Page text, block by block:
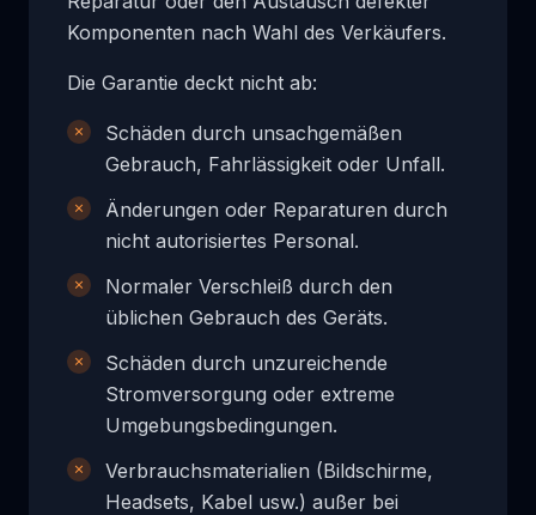
Komponenten nach Wahl des Verkäufers.
Die Garantie deckt nicht ab:
Schäden durch unsachgemäßen
Gebrauch, Fahrlässigkeit oder Unfall.
Änderungen oder Reparaturen durch
nicht autorisiertes Personal.
Normaler Verschleiß durch den
üblichen Gebrauch des Geräts.
Schäden durch unzureichende
Stromversorgung oder extreme
Umgebungsbedingungen.
Verbrauchsmaterialien (Bildschirme,
Headsets, Kabel usw.) außer bei